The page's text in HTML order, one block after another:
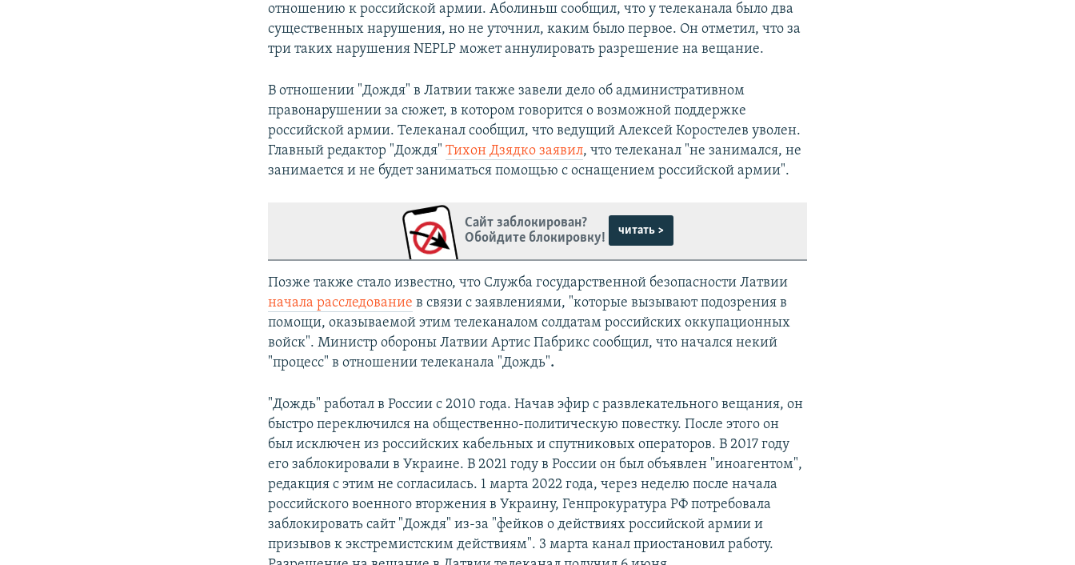
отношению к российской армии. Аболиньш сообщил, что у телеканала было два
существенных нарушения, но не уточнил, каким было первое. Он отметил, что за
три таких нарушения NEPLP может аннулировать разрешение на вещание.
В отношении "Дождя" в Латвии также завели дело об административном
правонарушении за сюжет, в котором говорится о возможной поддержке
российской армии. Телеканал сообщил, что ведущий Алексей Коростелев уволен.
Главный редактор "Дождя"Тихон Дзядко заявил, что телеканал "не занимался, не
занимается и не будет заниматься помощью с оснащением российской армии".
Сайт заблокирован?
Обойдите блокировку!
читать >
Позже также стало известно, что Служба государственной безопасности Латвии
начала расследование в связи с заявлениями, "которые вызывают подозрения в
помощи, оказываемой этим телеканалом солдатам российских оккупационных
войск". Министр обороны Латвии Артис Пабрикс сообщил, что начался некий
"процесс" в отношении телеканала "Дождь".
"Дождь" работал в России с 2010 года. Начав эфир с развлекательного вещания, он
быстро переключился на общественно-политическую повестку. После этого он
был исключен из российских кабельных и спутниковых операторов. В 2017 году
его заблокировали в Украине. В 2021 году в России он был объявлен "иноагентом",
редакция с этим не согласилась. 1 марта 2022 года, через неделю после начала
российского военного вторжения в Украину, Генпрокуратура РФ потребовала
заблокировать сайт "Дождя" из-за "фейков о действиях российской армии и
призывов к экстремистским действиям". 3 марта канал приостановил работу.